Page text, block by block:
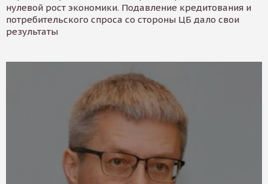
нулевой рост экономики. Подавление кредитования и
потребительского спроса со стороны ЦБ дало свои
результаты